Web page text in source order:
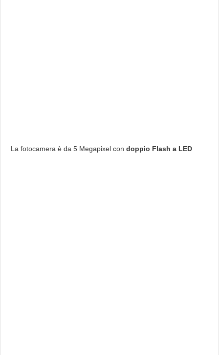
La fotocamera è da 5 Megapixel condoppio Flash a LED